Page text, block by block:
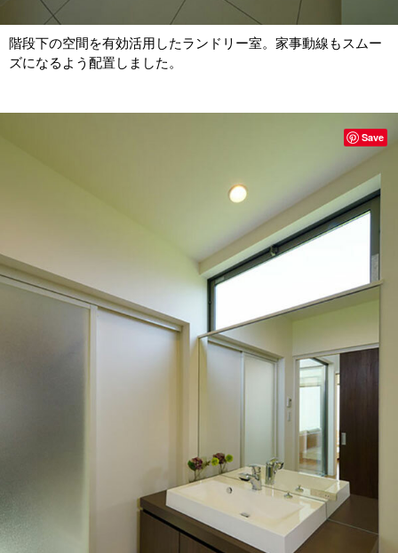
階段下の空間を有効活用したランドリー室。家事動線もスムー
ズになるよう配置しました。
Save